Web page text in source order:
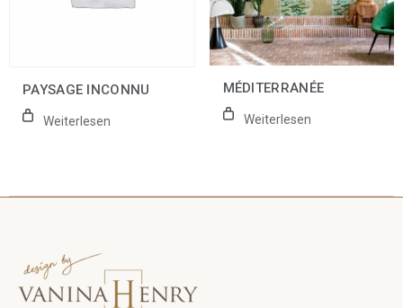
PAYSAGE INCONNU
Weiterlesen
MÉDITERRANÉE
Weiterlesen